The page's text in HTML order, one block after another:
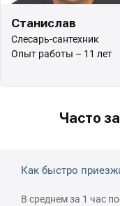
Станислав
Слесарь-сантехник
Опыт работы – 11 лет
Часто
Как быстро
В среднем за 1 час